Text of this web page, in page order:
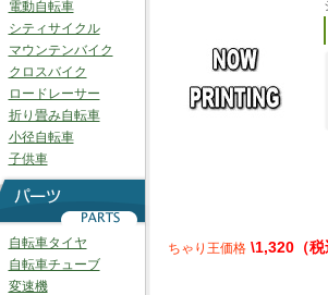
電動自転車
シティサイクル
マウンテンバイク
クロスバイク
ロードレーサー
折り畳み自転車
小径自転車
子供車
自転車タイヤ
自転車チューブ
変速機
ちゃり王価格 \1,320（税